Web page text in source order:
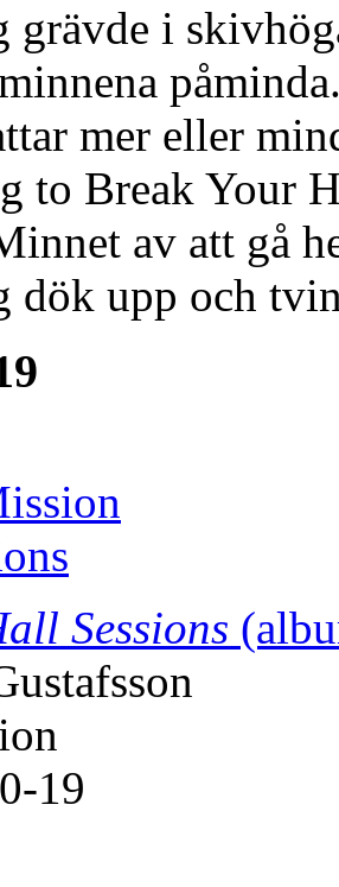
grävde i
mer eller
to Break Your
av att gå
dök upp och
Sessions
19